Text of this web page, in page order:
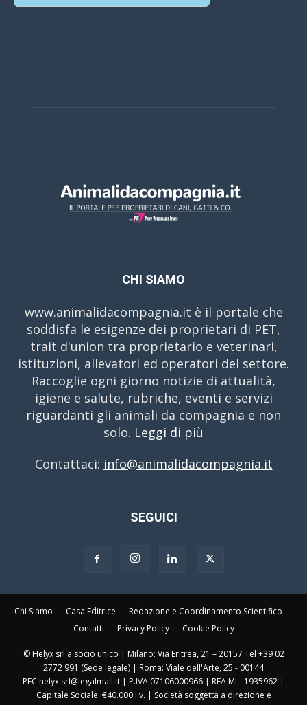
CHI SIAMO
www.animalidacompagnia.it è il portale che
soddisfa le esigenze dei proprietari di PET,
trait d'union tra proprietario e veterinari,
istituzioni, allevatori ed operatori del settore.
Raccoglie ogni giorno notizie di attualità,
igiene e salute, rubriche, eventi e servizi
riguardanti gli animali da compagnia e non
solo. Leggi di più
Contattaci: info@animalidacompagnia.it
SEGUICI
Chi Siamo Casa Editrice
Redazione e Coordinamento Scientifico
Contatti
Privacy Policy Cookie Policy
© Helyx srl a socio unico | Milano: Via Eritrea, 21 – 20157 Tel +39 02
2772 991 (Sede legale) | Roma: Viale dell'Arte, 25 - 00144
PEC helyx.srl@legalmail.it | P.IVA 07106000966 | REA MI - 1935962 |
Capitale Sociale: €40.000 i.v. | Società soggetta a direzione e